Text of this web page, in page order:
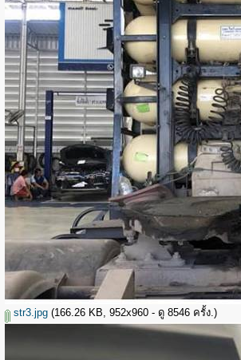
str3.jpg (166.26 KB, 952x960 - ดู 8546 ครั้ง.)